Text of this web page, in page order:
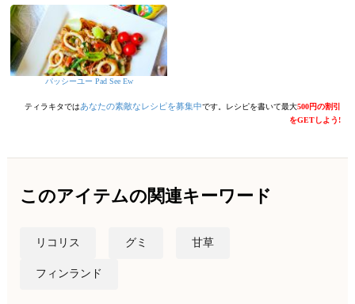
パッシーユー Pad See Ew
ティラキタではあなたの素敵なレシピを募集中です。レシピを書いて最大500円の割引
をGETしよう!
このアイテムの関連キーワード
リコリス グミ 甘草
フィンランド